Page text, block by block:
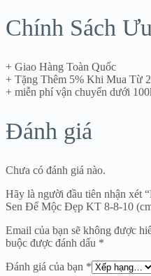
Chính Sách
+ Giao Hàng Toàn Quốc
+ Tặng Thêm 5% Khi Mua Từ
+ miễn phí vận chuyển dưới
Đánh giá
Chưa có đánh giá nào.
Hãy là người đầu tiên nhận xét
Sen Để Mộc Đẹp KT 8-8-10
Email của bạn sẽ không được
buộc được đánh dấu *
Đánh giá của bạn *